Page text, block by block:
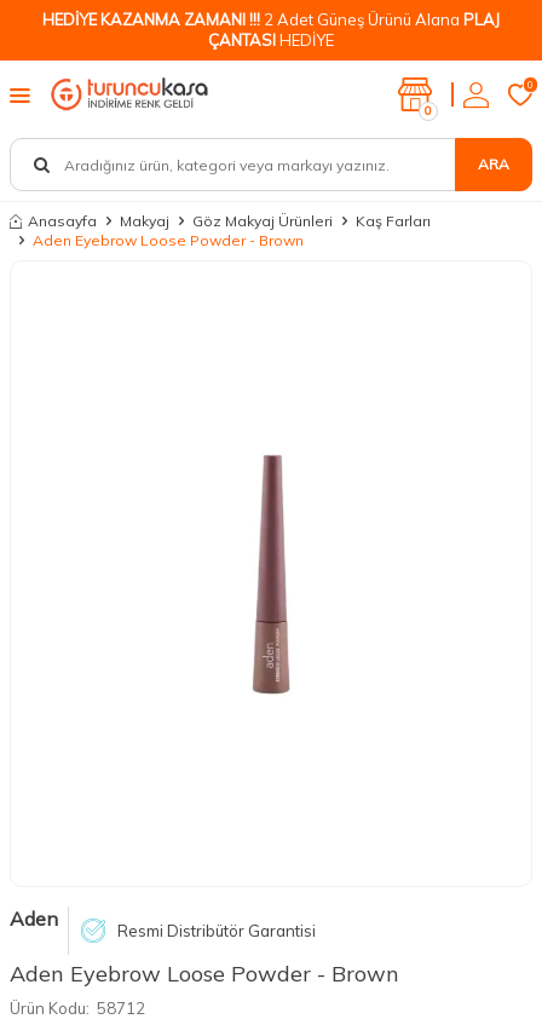
HEDİYE KAZANMA ZAMANI !!! 2 Adet Güneş Ürünü Alana PLAJ
ÇANTASIHEDİYE
ARA
0
0
Anasayfa Makyaj Göz Makyaj Ürünleri
Kaş Farları
Aden Eyebrow Loose Powder - Brown
Aden Resmi Distribütör Garantisi
Aden Eyebrow Loose Powder - Brown
Ürün Kodu: 58712